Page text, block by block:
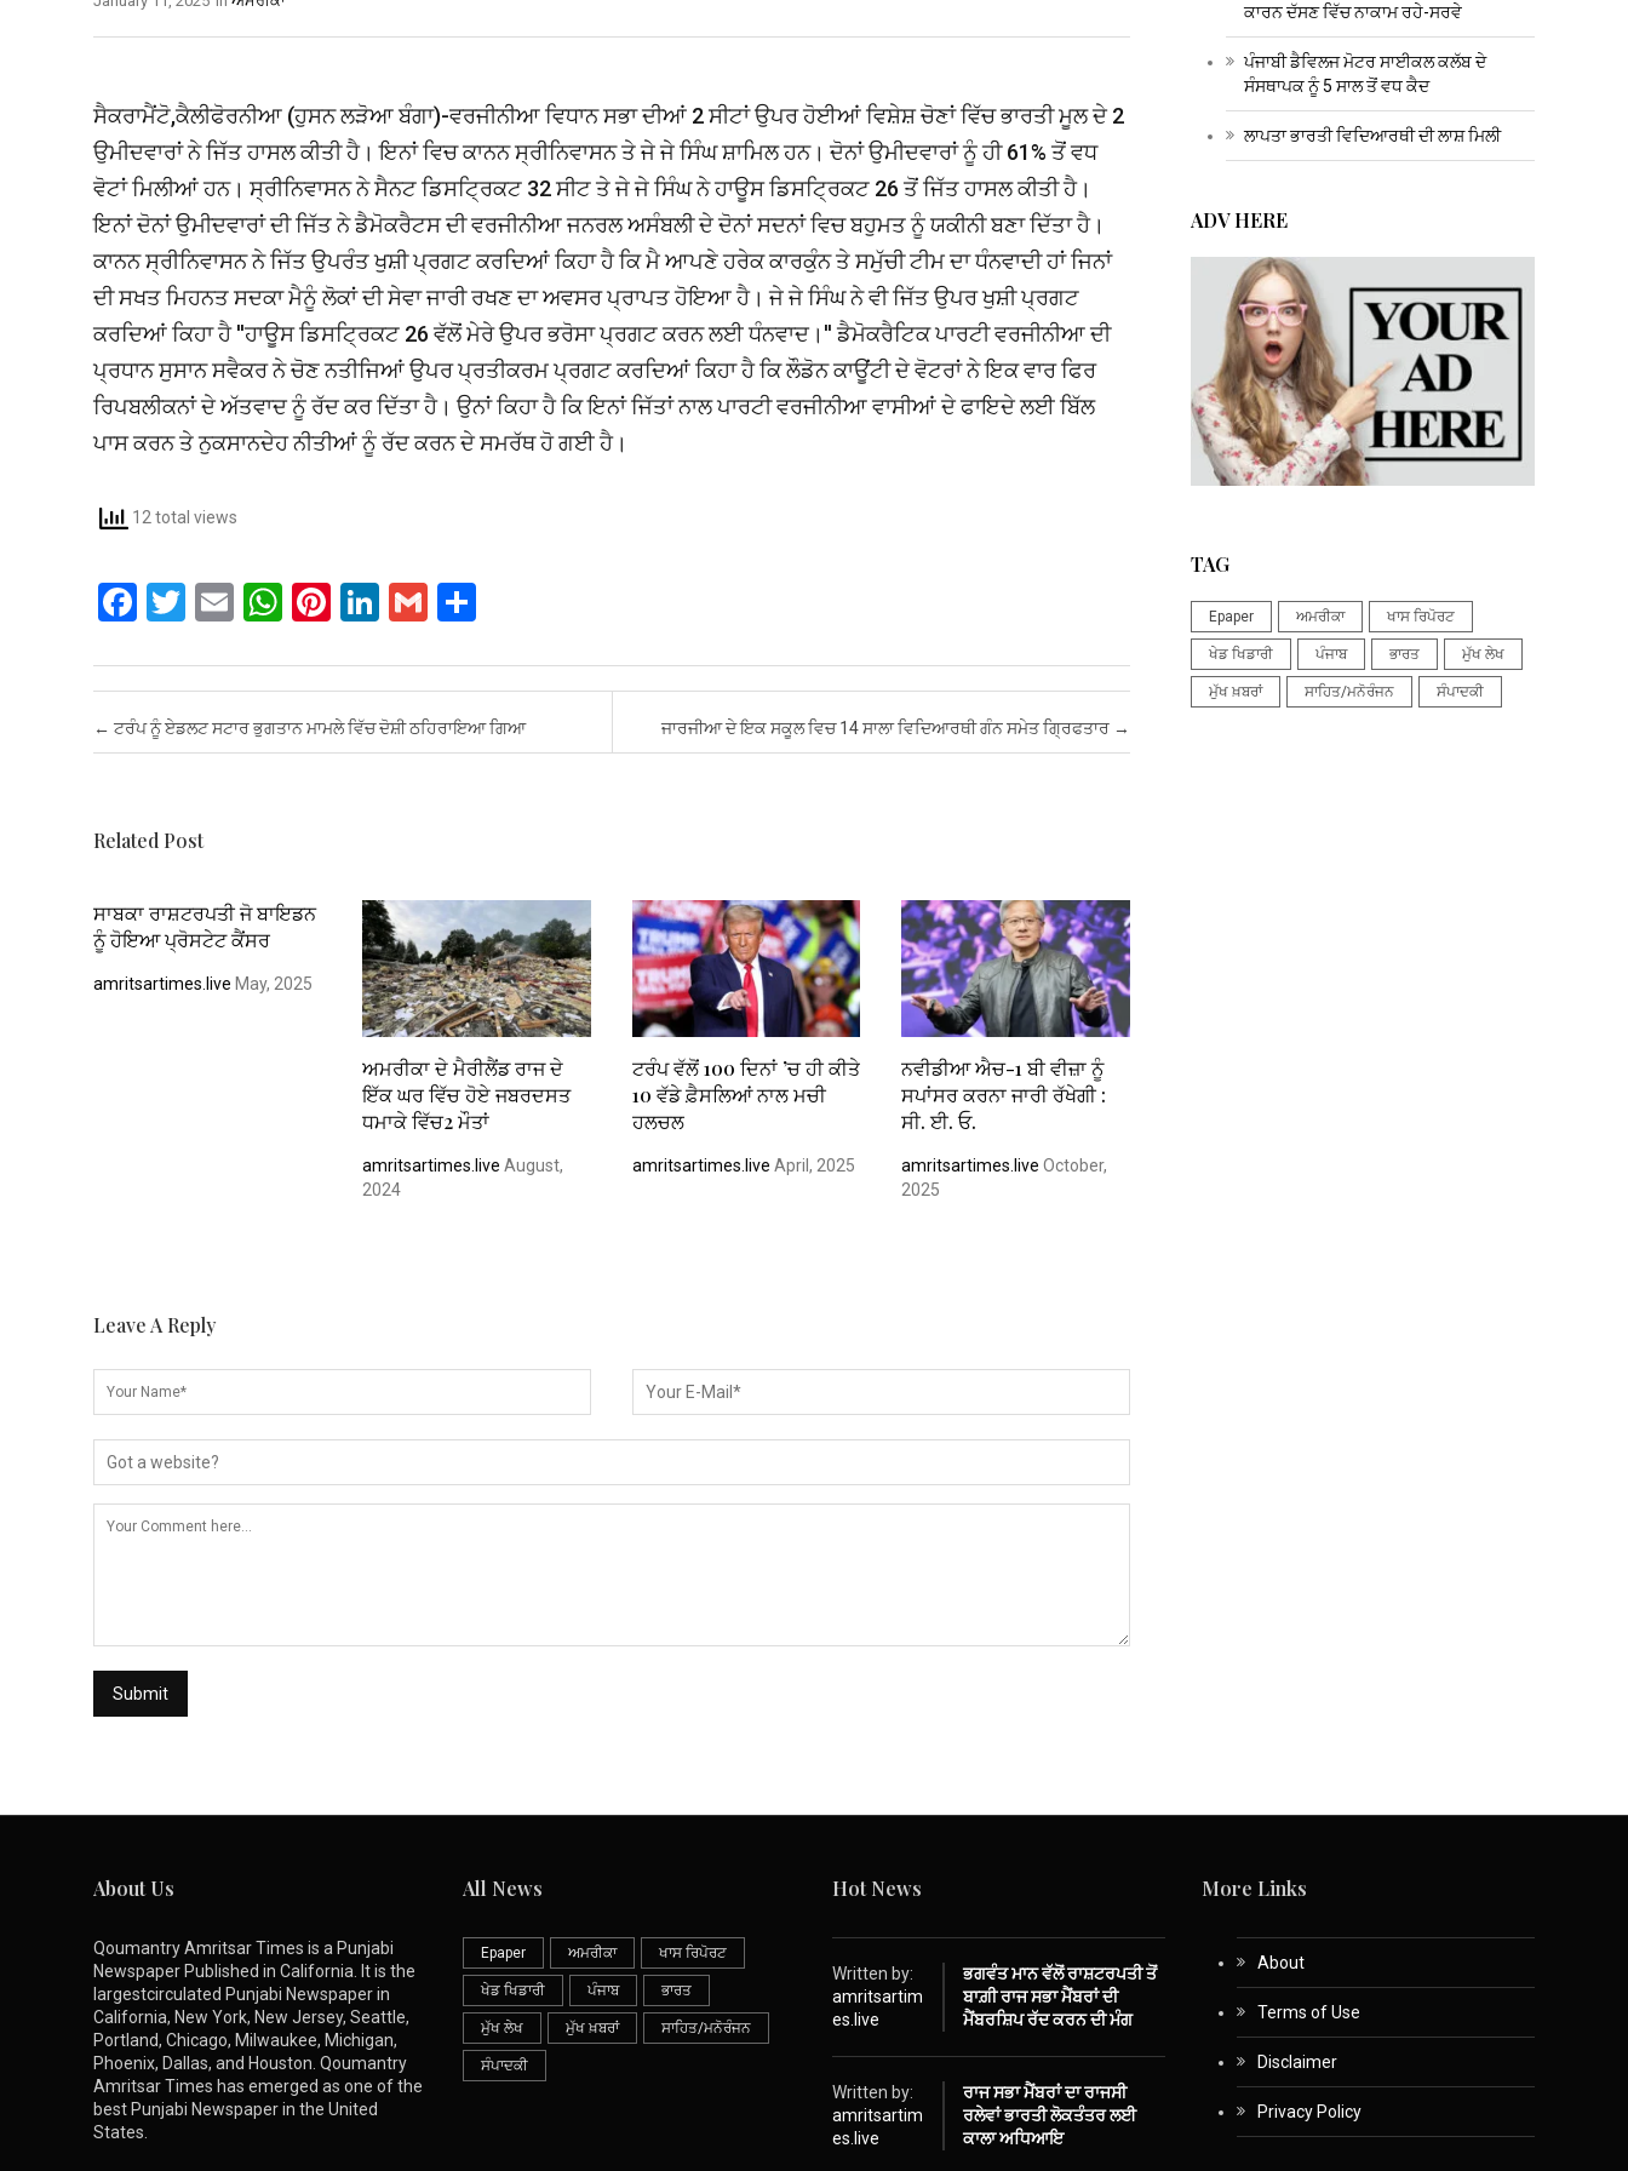
ਸੈਕਰਾਮੈਂਟੋ,ਕੈਲੀਫੋਰਨੀਆ (ਹੁਸਨ ਲੜੋਆ ਬੰਗਾ)-ਵਰਜੀਨੀਆ ਵਿਧਾਨ ਸਭਾ ਦੀਆਂ 2 ਸੀਟਾਂ ਉਪਰ ਹੋਈਆਂ ਵਿਸ਼ੇਸ਼ ਚੋਣਾਂ ਵਿੱਚ ਭਾਰਤੀ ਮੂਲ ਦੇ 2
ਉਮੀਦਵਾਰਾਂ ਨੇ ਜਿੱਤ ਹਾਸਲ ਕੀਤੀ ਹੈ। ਇਨਾਂ ਵਿਚ ਕਾਨਨ ਸ੍ਰੀਨਿਵਾਸਨ ਤੇ ਜੇ ਜੇ ਸਿੰਘ ਸ਼ਾਮਿਲ ਹਨ। ਦੋਨਾਂ ਉਮੀਦਵਾਰਾਂ ਨੂੰ ਹੀ 61% ਤੋਂ ਵਧ
ਵੋਟਾਂ ਮਿਲੀਆਂ ਹਨ। ਸ੍ਰੀਨਿਵਾਸਨ ਨੇ ਸੈਨਟ ਡਿਸਟ੍ਰਿਕਟ 32 ਸੀਟ ਤੇ ਜੇ ਜੇ ਸਿੰਘ ਨੇ ਹਾਊਸ ਡਿਸਟ੍ਰਿਕਟ 26 ਤੋਂ ਜਿੱਤ ਹਾਸਲ ਕੀਤੀ ਹੈ।
ਇਨਾਂ ਦੋਨਾਂ ਉਮੀਦਵਾਰਾਂ ਦੀ ਜਿੱਤ ਨੇ ਡੈਮੋਕਰੈਟਸ ਦੀ ਵਰਜੀਨੀਆ ਜਨਰਲ ਅਸੰਬਲੀ ਦੇ ਦੋਨਾਂ ਸਦਨਾਂ ਵਿਚ ਬਹੁਮਤ ਨੂੰ ਯਕੀਨੀ ਬਣਾ ਦਿੱਤਾ ਹੈ।
ਕਾਨਨ ਸ੍ਰੀਨਿਵਾਸਨ ਨੇ ਜਿੱਤ ਉਪਰੰਤ ਖੁਸ਼ੀ ਪ੍ਰਗਟ ਕਰਦਿਆਂ ਕਿਹਾ ਹੈ ਕਿ ਮੈ ਆਪਣੇ ਹਰੇਕ ਕਾਰਕੁੰਨ ਤੇ ਸਮੁੱਚੀ ਟੀਮ ਦਾ ਧੰਨਵਾਦੀ ਹਾਂ ਜਿਨਾਂ
ਦੀ ਸਖਤ ਮਿਹਨਤ ਸਦਕਾ ਮੈਨੂੰ ਲੋਕਾਂ ਦੀ ਸੇਵਾ ਜਾਰੀ ਰਖਣ ਦਾ ਅਵਸਰ ਪ੍ਰਾਪਤ ਹੋਇਆ ਹੈ। ਜੇ ਜੇ ਸਿੰਘ ਨੇ ਵੀ ਜਿੱਤ ਉਪਰ ਖੁਸ਼ੀ ਪ੍ਰਗਟ
ਕਰਦਿਆਂ ਕਿਹਾ ਹੈ ''ਹਾਊਸ ਡਿਸਟ੍ਰਿਕਟ 26 ਵੱਲੋਂ ਮੇਰੇ ਉਪਰ ਭਰੋਸਾ ਪ੍ਰਗਟ ਕਰਨ ਲਈ ਧੰਨਵਾਦ।'' ਡੈਮੋਕਰੈਟਿਕ ਪਾਰਟੀ ਵਰਜੀਨੀਆ ਦੀ
ਪ੍ਰਧਾਨ ਸੁਸਾਨ ਸਵੈਕਰ ਨੇ ਚੋਣ ਨਤੀਜਿਆਂ ਉਪਰ ਪ੍ਰਤੀਕਰਮ ਪ੍ਰਗਟ ਕਰਦਿਆਂ ਕਿਹਾ ਹੈ ਕਿ ਲੌਡੋਨ ਕਾਊਂਟੀ ਦੇ ਵੋਟਰਾਂ ਨੇ ਇਕ ਵਾਰ ਫਿਰ
ਰਿਪਬਲੀਕਨਾਂ ਦੇ ਅੱਤਵਾਦ ਨੂੰ ਰੱਦ ਕਰ ਦਿੱਤਾ ਹੈ। ਉਨਾਂ ਕਿਹਾ ਹੈ ਕਿ ਇਨਾਂ ਜਿੱਤਾਂ ਨਾਲ ਪਾਰਟੀ ਵਰਜੀਨੀਆ ਵਾਸੀਆਂ ਦੇ ਫਾਇਦੇ ਲਈ ਬਿੱਲ
ਪਾਸ ਕਰਨ ਤੇ ਨੁਕਸਾਨਦੇਹ ਨੀਤੀਆਂ ਨੂੰ ਰੱਦ ਕਰਨ ਦੇ ਸਮਰੱਥ ਹੋ ਗਈ ਹੈ।
12 total views
F
ce
b
o
k
T
tt
er
E
ail
W
at
s
A
Pi
er
es
t
Li
ke
dI
n
G
ail ar
e
Post navigation
← ਟਰੰਪ ਨੂੰ ਏਡਲਟ ਸਟਾਰ ਭੁਗਤਾਨ ਮਾਮਲੇ ਵਿੱਚ ਦੋਸ਼ੀ ਠਹਿਰਾਇਆ ਗਿਆ ਜਾਰਜੀਆ ਦੇ ਇਕ ਸਕੂਲ ਵਿਚ 14 ਸਾਲਾ ਵਿਦਿਆਰਥੀ ਗੰਨ ਸਮੇਤ ਗ੍ਰਿਫਤਾਰ →
Related Post
ਸਾਬਕਾ ਰਾਸ਼ਟਰਪਤੀ ਜੋ ਬਾਇਡਨ
ਨੂੰ ਹੋਇਆ ਪ੍ਰੋਸਟੇਟ ਕੈਂਸਰ
amritsartimes.live May, 2025
ਅਮਰੀਕਾ ਦੇ ਮੈਰੀਲੈਂਡ ਰਾਜ ਦੇ
ਇੱਕ ਘਰ ਵਿੱਚ ਹੋਏ ਜਬਰਦਸਤ
ਧਮਾਕੇ ਵਿੱਚ2 ਮੌਤਾਂ
amritsartimes.live August,
2024
ਟਰੰਪ ਵੱਲੋਂ 100 ਦਿਨਾਂ ’ਚ ਹੀ ਕੀਤੇ
10 ਵੱਡੇ ਫ਼ੈਸਲਿਆਂ ਨਾਲ ਮਚੀ
ਹਲਚਲ
amritsartimes.live April, 2025
ਨਵੀਡੀਆ ਐਚ-1 ਬੀ ਵੀਜ਼ਾ ਨੂੰ
ਸਪਾਂਸਰ ਕਰਨਾ ਜਾਰੀ ਰੱਖੇਗੀ :
ਸੀ. ਈ. ਓ.
amritsartimes.live October,
2025
Leave A Reply
ਕਾਰਨ ਦੱਸਣ ਵਿੱਚ ਨਾਕਾਮ ਰਹੇ-ਸਰਵੇ
ਪੰਜਾਬੀ ਡੈਵਿਲਜ ਮੋਟਰ ਸਾਈਕਲ ਕਲੱਬ ਦੇ
ਸੰਸਥਾਪਕ ਨੂੰ 5 ਸਾਲ ਤੋਂ ਵਧ ਕੈਦ
ਲਾਪਤਾ ਭਾਰਤੀ ਵਿਦਿਆਰਥੀ ਦੀ ਲਾਸ਼ ਮਿਲੀ
ADV HERE
TAG
Epaper ਅਮਰੀਕਾ ਖਾਸ ਰਿਪੋਰਟ
ਖੇਡ ਖਿਡਾਰੀ ਪੰਜਾਬ ਭਾਰਤ ਮੁੱਖ ਲੇਖ
ਮੁੱਖ ਖ਼ਬਰਾਂ ਸਾਹਿਤ/ਮਨੋਰੰਜਨ ਸੰਪਾਦਕੀ
About Us
Qoumantry Amritsar Times is a Punjabi
Newspaper Published in California. It is the
largestcirculated Punjabi Newspaper in
California, New York, New Jersey, Seattle,
Portland, Chicago, Milwaukee, Michigan,
Phoenix, Dallas, and Houston. Qoumantry
Amritsar Times has emerged as one of the
best Punjabi Newspaper in the United
States.
All News
Epaper ਅਮਰੀਕਾ ਖਾਸ ਰਿਪੋਰਟ
ਖੇਡ ਖਿਡਾਰੀ ਪੰਜਾਬ ਭਾਰਤ
ਮੁੱਖ ਲੇਖ ਮੁੱਖ ਖ਼ਬਰਾਂ ਸਾਹਿਤ/ਮਨੋਰੰਜਨ
ਸੰਪਾਦਕੀ
Hot News
Written by:
amritsartim
es.live
ਭਗਵੰਤ ਮਾਨ ਵੱਲੋਂ ਰਾਸ਼ਟਰਪਤੀ ਤੋਂ
ਬਾਗ਼ੀ ਰਾਜ ਸਭਾ ਮੈਂਬਰਾਂ ਦੀ
ਮੈਂਬਰਸ਼ਿਪ ਰੱਦ ਕਰਨ ਦੀ ਮੰਗ
Written by:
amritsartim
es.live
ਰਾਜ ਸਭਾ ਮੈਂਬਰਾਂ ਦਾ ਰਾਜਸੀ
ਰਲੇਵਾਂ ਭਾਰਤੀ ਲੋਕਤੰਤਰ ਲਈ
ਕਾਲਾ ਅਧਿਆਇ
More Links
About
Terms of Use
Disclaimer
Privacy Policy